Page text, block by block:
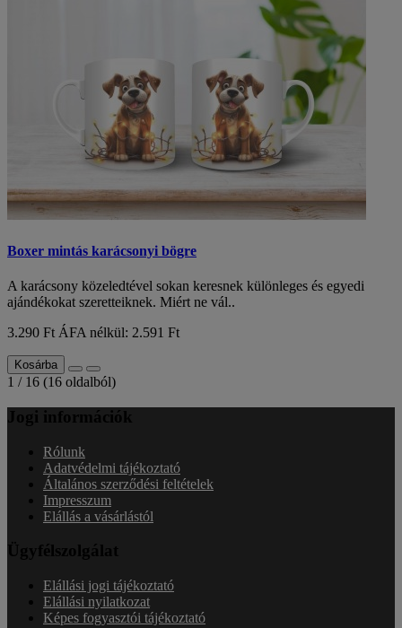
Boxer mintás karácsonyi bögre
A karácsony közeledtével sokan keresnek különleges és egyedi
ajándékokat szeretteiknek. Miért ne vál..
3.290 Ft ÁFA nélkül: 2.591 Ft
Kosárba
1 / 16 (16 oldalból)
Jogi információk
Rólunk
Adatvédelmi tájékoztató
Általános szerződési feltételek
Impresszum
Elállás a vásárlástól
Ügyfélszolgálat
Elállási jogi tájékoztató
Elállási nyilatkozat
Képes fogyasztói tájékoztató